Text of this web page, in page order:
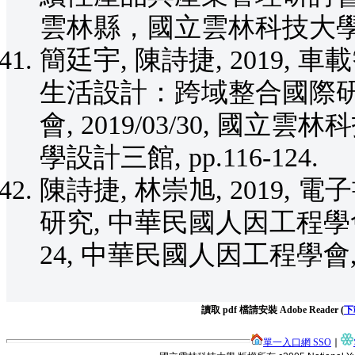
雲林縣，國立雲林科技大
簡廷宇, 陳詩捷, 2019, 車
生活設計：跨域整合國際
會, 2019/03/30, 國立雲林
學設計三館, pp.116-124.
陳詩捷, 林崇旭, 2019, 電
研究, 中華民國人因工程
24, 中華民國人因工程學
讀取 pdf 檔請安裝 Adobe Reader (
單一入口網 SSO